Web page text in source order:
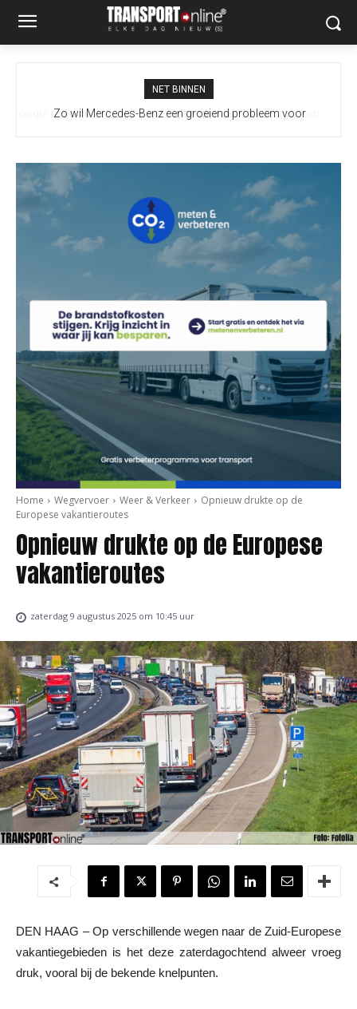
NET BINNEN
Zo wil Mercedes-Benz een groeiend probleem voor
Home Wegvervoer Weer & Verkeer
Opnieuw drukte op de
Europese vakantieroutes
Opnieuw drukte op de Europese
vakantieroutes
zaterdag 9 augustus 2025 om 10:45 uur
DEN HAAG – Op verschillende wegen naar de Zuid-Europese
vakantiegebieden is het deze zaterdagochtend alweer vroeg
druk, vooral bij de bekende knelpunten.